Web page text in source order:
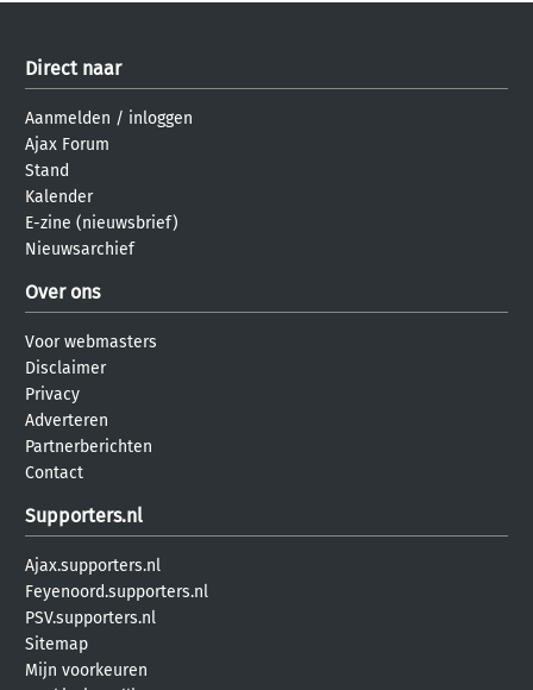
Direct naar
Aanmelden / inloggen
Ajax Forum
Stand
Kalender
E-zine (nieuwsbrief)
Nieuwsarchief
Over ons
Voor webmasters
Disclaimer
Privacy
Adverteren
Partnerberichten
Contact
Supporters.nl
Ajax.supporters.nl
Feyenoord.supporters.nl
PSV.supporters.nl
Sitemap
Mijn voorkeuren